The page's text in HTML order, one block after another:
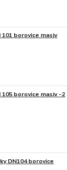
borovice masiv
borovice masiv -2
DN104 borovice